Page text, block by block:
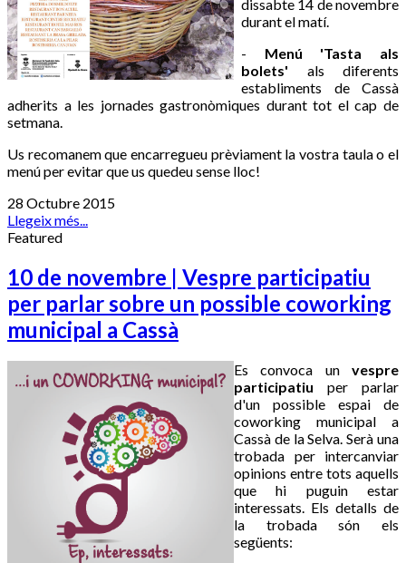
dissabte 14 de novembre
durant el matí.
- Menú 'Tasta als
bolets' als diferents
establiments de Cassà
adherits a les jornades gastronòmiques durant tot el cap de
setmana.
Us recomanem que encarregueu prèviament la vostra taula o el
menú per evitar que us quedeu sense lloc!
28 Octubre 2015
Llegeix més...
Featured
10 de novembre | Vespre participatiu
per parlar sobre un possible coworking
municipal a Cassà
Es convoca un vespre
participatiu per parlar
d'un possible espai de
coworking municipal a
Cassà de la Selva. Serà una
trobada per intercanviar
opinions entre tots aquells
que hi puguin estar
interessats. Els detalls de
la trobada són els
següents: